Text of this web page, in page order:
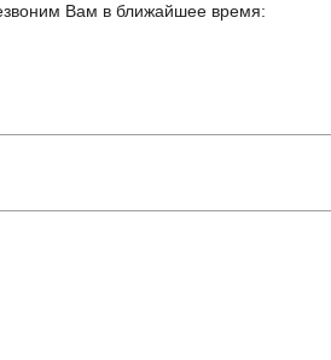
Вам в ближайшее время: